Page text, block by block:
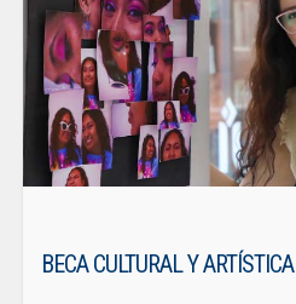
BECA CULTURAL Y ARTÍSTICA